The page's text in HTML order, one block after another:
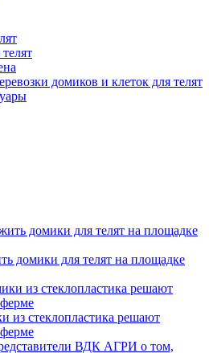
домиков и клеток для телят
домики для телят на площадке
из стеклопластика решают